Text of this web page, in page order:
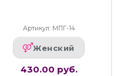
Артикул: МПГ-14
Женский
430.00 руб.